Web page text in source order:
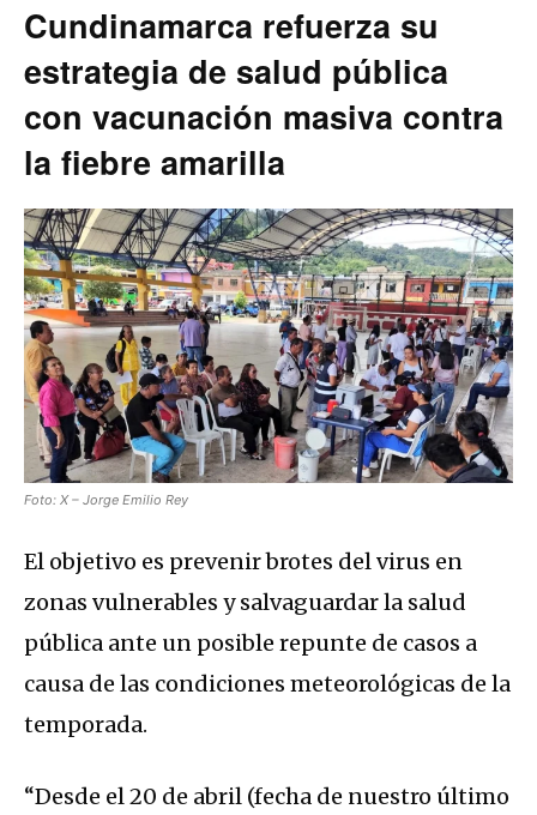
Cundinamarca refuerza su
estrategia de salud pública
con vacunación masiva contra
la fiebre amarilla
Foto: X – Jorge Emilio Rey
El objetivo es prevenir brotes del virus en
zonas vulnerables y salvaguardar la salud
pública ante un posible repunte de casos a
causa de las condiciones meteorológicas de la
temporada.
“Desde el 20 de abril (fecha de nuestro último